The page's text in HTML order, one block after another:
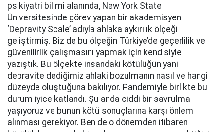
psikiyatri bilimi alanında, New York State
Üniversitesinde görev yapan bir akademisyen
‘Depravity Scale’ adıyla ahlaka aykırılık ölçeği
geliştirmiş. Biz de bu ölçeğin Türkiye’de geçerlilik ve
güvenilirlik çalışmasını yapmak için kendisiyle
yazıştık. Bu ölçekte insandaki kötülüğün yani
depravite dediğimiz ahlaki bozulmanın nasıl ve hangi
düzeyde oluştuğuna bakılıyor. Pandemiyle birlikte bu
durum iyice katlandı. Şu anda ciddi bir savrulma
yaşıyoruz ve bunun kötü sonuçlarına karşı önlem
alınması gerekiyor. Ben de o dönemden itibaren